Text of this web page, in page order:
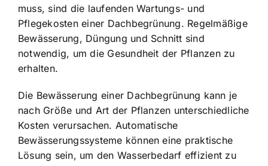
muss, sind die laufenden Wartungs- und
Pflegekosten einer Dachbegrünung. Regelmäßige
Bewässerung, Düngung und Schnitt sind
notwendig, um die Gesundheit der Pflanzen zu
erhalten.
Die Bewässerung einer Dachbegrünung kann je
nach Größe und Art der Pflanzen unterschiedliche
Kosten verursachen. Automatische
Bewässerungssysteme können eine praktische
Lösung sein, um den Wasserbedarf effizient zu